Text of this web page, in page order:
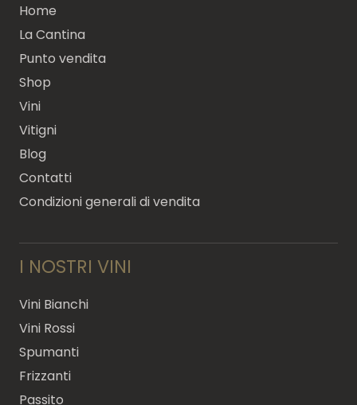
Home
La Cantina
Punto vendita
Shop
Vini
Vitigni
Blog
Contatti
Condizioni generali di vendita
I NOSTRI VINI
Vini Bianchi
Vini Rossi
Spumanti
Frizzanti
Passito